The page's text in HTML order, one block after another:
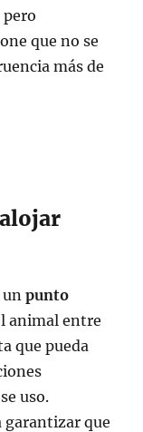
pero
que no se
más de
un punto
animal entre
que pueda
uso.
garantizar que